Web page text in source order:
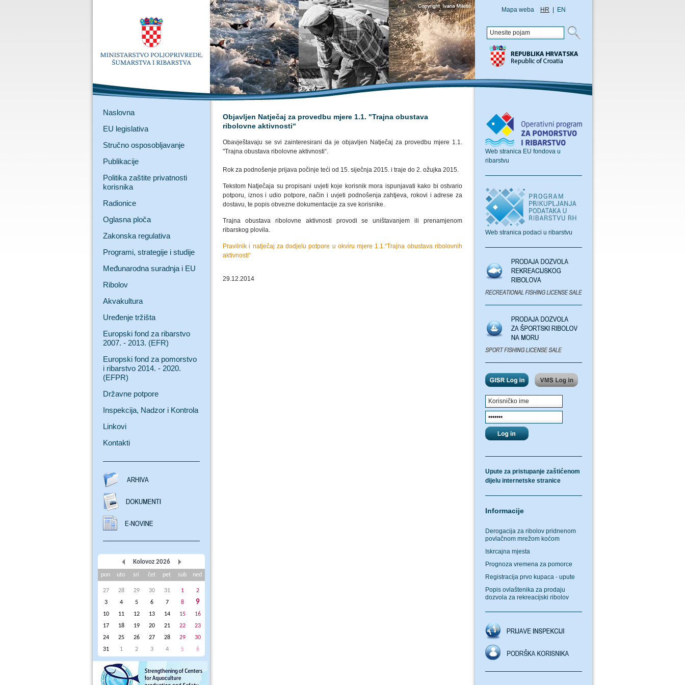
Mapa weba HR EN
Naslovna
EU legislativa
Stručno osposobljavanje
Publikacije
Politika zaštite privatnosti
korisnika
Radionice
Oglasna ploča
Zakonska regulativa
Programi, strategije i studije
Međunarodna suradnja i EU
Ribolov
Akvakultura
Uređenje tržišta
Europski fond za ribarstvo
2007. - 2013. (EFR)
Europski fond za pomorstvo
i ribarstvo 2014. - 2020.
(EFPR)
Državne potpore
Inspekcija, Nadzor i Kontrola
Linkovi
Kontakti
Kolovoz 2026
pon uto sri čet pet sub ned
27 28 29 30 31 1
2
3
4 5 6 7 8 9
10 11 12 13 14 15
16
17
18 19 20 21 22
23
24
25 26 27 28 29
30
31
1 2 3 4 5 6
Objavljen Natječaj za provedbu mjere 1.1. "Trajna obustava
ribolovne aktivnosti“
Obavještavaju se svi zainteresirani da je objavljen Natječaj za provedbu mjere 1.1.
"Trajna obustava ribolovne aktivnosti“.
Rok za podnošenje prijava počinje teći od 15. siječnja 2015. i traje do 2. ožujka 2015.
Tekstom Natječaja su propisani uvjeti koje korisnik mora ispunjavati kako bi ostvario
potporu, iznos i udio potpore, način i uvjeti podnošenja zahtjeva, rokovi i adrese za
dostavu, te popis obvezne dokumentacije za sve korisnike.
Trajna obustava ribolovne aktivnosti provodi se uništavanjem ili prenamjenom
ribarskog plovila.
Pravilnik i natječaj za dodjelu potpore u okviru mjere 1.1.“Trajna obustava ribolovnih
aktivnosti“
29.12.2014
Web stranica EU fondova u
ribarstvu
Web stranica podaci u ribarstvu
Upute za pristupanje zaštićenom
dijelu internetske stranice
Informacije
Derogacija za ribolov pridnenom
povlačnom mrežom koćom
Iskrcajna mjesta
Prognoza vremena za pomorce
Registracija prvo kupaca - upute
Popis ovlaštenika za prodaju
dozvola za rekreacijski ribolov